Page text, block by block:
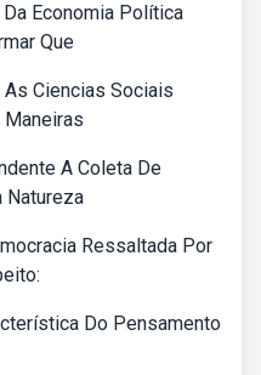
Economia Política
Que
Ciencias Sociais
A Coleta De
Natureza
Ressaltada Por
Do Pensamento